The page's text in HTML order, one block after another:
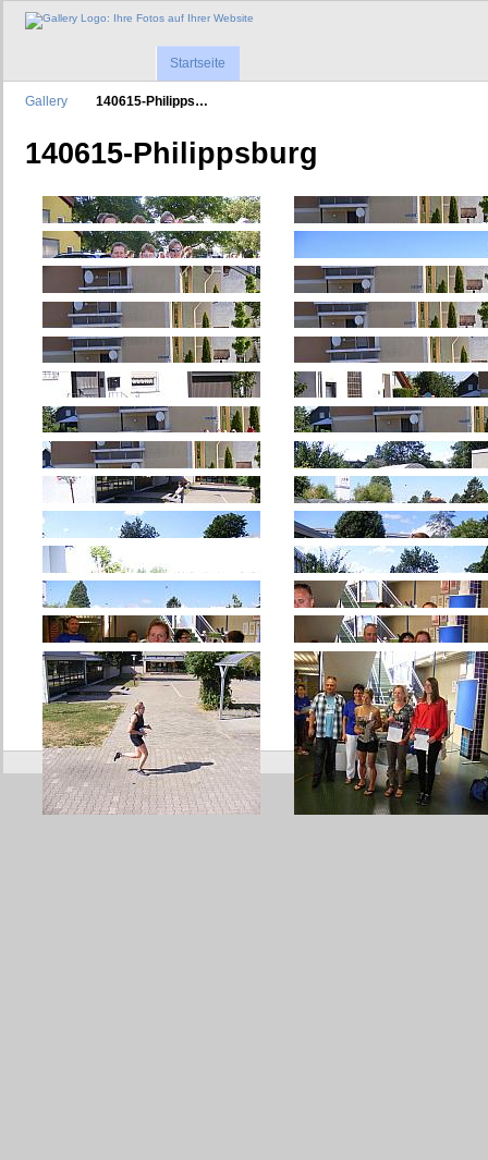
Startseite
Gallery 140615-Philipps…
140615-Philippsburg
Anfang Zurück Fotos 1 - 41 von 41